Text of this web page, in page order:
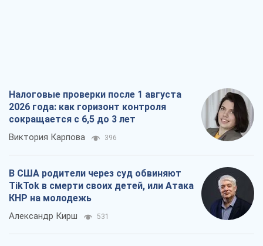
Налоговые проверки после 1 августа
2026 года: как горизонт контроля
сокращается с 6,5 до 3 лет
Виктория Карпова 396
В США родители через суд обвиняют
TikTok в смерти своих детей, или Атака
КНР на молодежь
Александр Кирш 531